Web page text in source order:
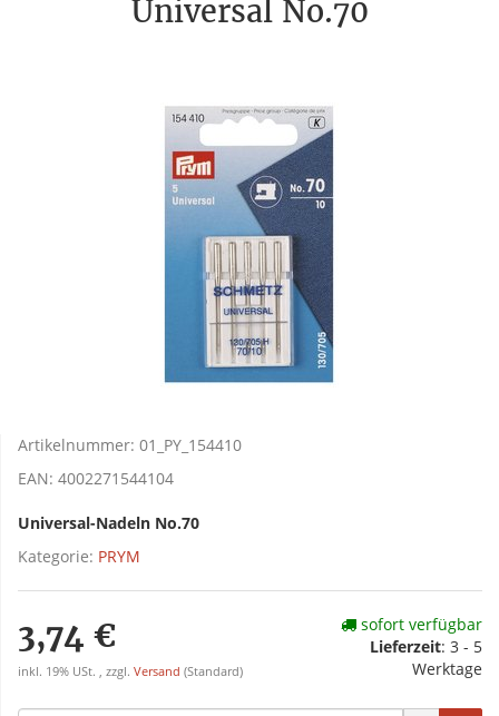
Universal No.70
Artikelnummer: 01_PY_154410
EAN: 4002271544104
Universal-Nadeln No.70
Kategorie: PRYM
3,74 €
inkl. 19% USt. , zzgl. Versand (Standard)
sofort verfügbar
Lieferzeit: 3 - 5
Werktage